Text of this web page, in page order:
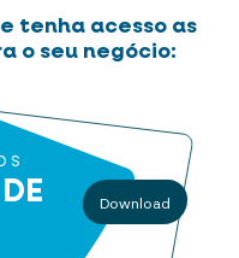
tenha acesso as
o seu negócio:
DE
Download